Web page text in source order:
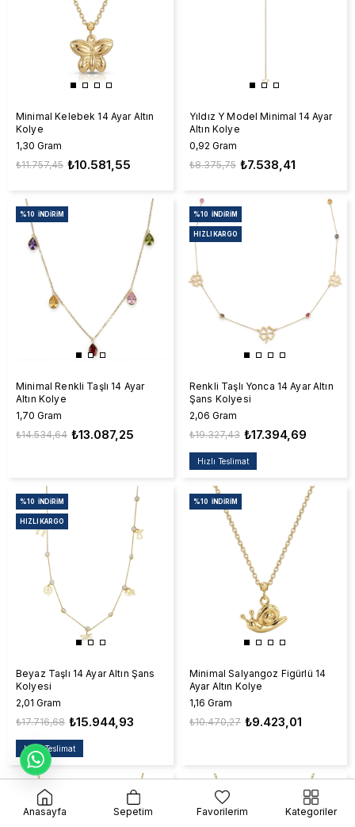
Minimal Kelebek 14 Ayar Altın
Kolye
1,30 Gram
₺10.581,55
₺11.757,45
Yıldız Y Model Minimal 14 Ayar
Altın Kolye
0,92 Gram
₺7.538,41
₺8.375,75
Minimal Renkli Taşlı 14 Ayar
Altın Kolye
1,70 Gram
₺13.087,25
₺14.534,64
%10 İNDIRIM
Renkli Taşlı Yonca 14 Ayar Altın
Şans Kolyesi
2,06 Gram
₺17.394,69
₺19.327,43
Hızlı Teslimat
%10 İNDIRIM
HIZLI KARGO
Beyaz Taşlı 14 Ayar Altın Şans
Kolyesi
2,01 Gram
₺15.944,93
₺17.716,68
Hızlı Teslimat
%10 İNDIRIM
HIZLI KARGO
Minimal Salyangoz Figürlü 14
Ayar Altın Kolye
1,16 Gram
₺9.423,01
₺10.470,27
%10 İNDIRIM
İNDIRIM İNDIRIM
HIZLI KARGO
Anasayfa Sepetim Favorilerim Kategoriler